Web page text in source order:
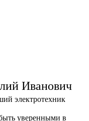
Иванович
электротехник
уверенными в